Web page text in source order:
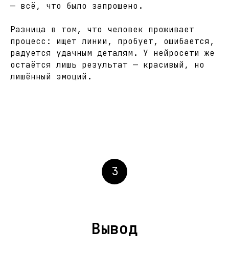
— всё, что было запрошено.
Разница в том, что человек проживает
процесс: ищет линии, пробует, ошибается,
радуется удачным деталям. У нейросети же
остаётся лишь результат — красивый, но
лишённый эмоций.
3
Вывод